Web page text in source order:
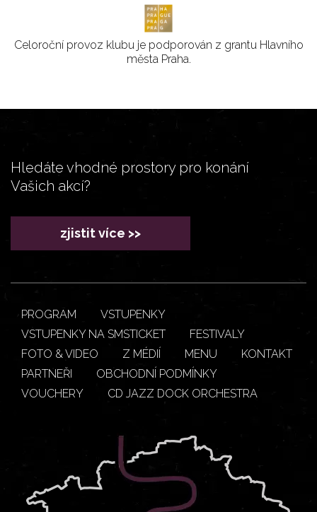
Celoroční provoz klubu je podporován z grantu Hlavního
města Praha.
Hledáte vhodné prostory pro konání
Vašich akcí?
zjistit více >>
PROGRAM
VSTUPENKY
VSTUPENKY NA SMSTICKET
FESTIVALY
FOTO & VIDEO
Z MÉDIÍ MENU
KONTAKT
PARTNEŘI
OBCHODNÍ PODMÍNKY
VOUCHERY
CD JAZZ DOCK ORCHESTRA